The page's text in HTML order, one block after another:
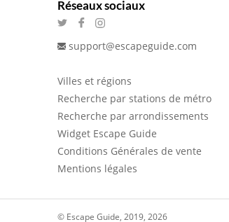
Réseaux sociaux
support@escapeguide.com
Villes et régions
Recherche par stations de métro
Recherche par arrondissements
Widget Escape Guide
Conditions Générales de vente
Mentions légales
© Escape Guide, 2019, 2026